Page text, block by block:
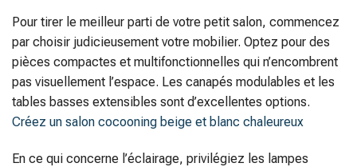
Pour tirer le meilleur parti de votre petit salon, commencez
par choisir judicieusement votre mobilier. Optez pour des
pièces compactes et multifonctionnelles qui n’encombrent
pas visuellement l’espace. Les canapés modulables et les
tables basses extensibles sont d’excellentes options.
Créez un salon cocooning beige et blanc chaleureux
En ce qui concerne l’éclairage, privilégiez les lampes